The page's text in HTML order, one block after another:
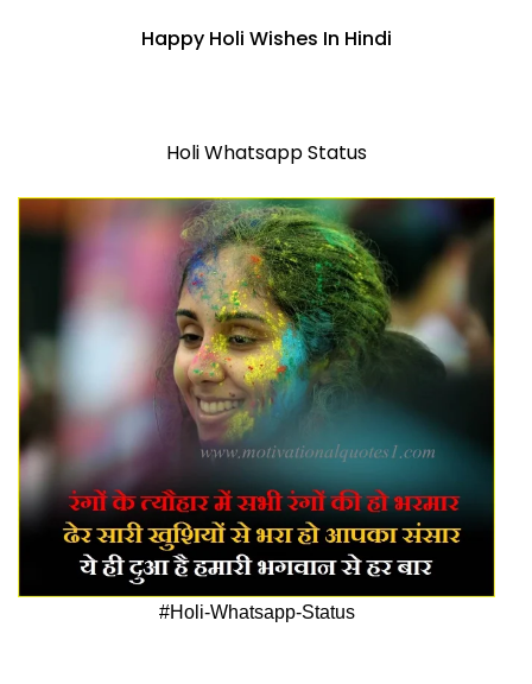
Happy Holi Wishes In Hindi
Holi Whatsapp Status
#Holi-Whatsapp-Status